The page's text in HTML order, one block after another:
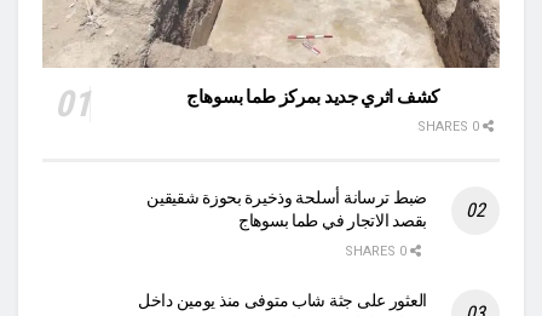
كشف اثري جديد بمركز طما بسوهاج
ضبط ترسانة أسلحة وذخيرة بحوزة شقيقين
بقصد الاتجار في طما بسوهاج
العثور على جثة شاب متوفى منذ يومين داخل